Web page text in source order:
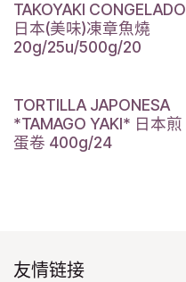
TAKOYAKI CONGELADO
日本(美味)凍章魚燒
20g/25u/500g/20
TORTILLA JAPONESA
*TAMAGO YAKI* 日本煎
蛋卷 400g/24
友情链接​